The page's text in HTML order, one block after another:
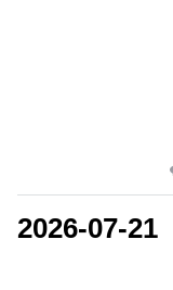
2026-07-21